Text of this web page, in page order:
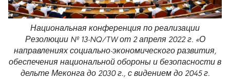
Национальная конференция по реализации
Резолюции № 13-NQ/TW от 2 апреля 2022 г. «О
направлениях социально-экономического развития,
обеспечения национальной обороны и безопасности в
дельте Меконга до 2030 г., с видением до 2045 г.